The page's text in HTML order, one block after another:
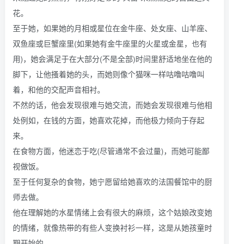
花。
至于她，如果她的月相或星位在金牛座、处女座、山羊座、
双鱼座或巨蟹座里(如果她有金牛座里的火星或金星，也有
用)，她会满足于在大部分(不是全部)时间里舒适地坐在他的
脚下，让他搔着她的头，而她则像个猫咪一样咕噜咕噜叫
着，和他的交配声音相衬。
不然的话，他会发现很难与她交流，而她会发现很难与他相
处例如，在钱的方面，她喜欢花掉，而他极力倾向于存起
来。
在食物方面，他迷恋于吃(尽管通常不会过量)，而她可能鄙
视做饭。
至于任何复杂的食物，她宁愿留给她喜欢的法国餐馆中的厨
师去做。
他在理解她的水星情绪上会有很大的麻烦，这个姑娘改变她
的情绪，就像热带的有些人变换衬衫一样，这是从她孩童时